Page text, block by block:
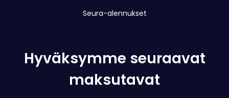
Seura-alennukset
Hyväksymme seuraavat
maksutavat